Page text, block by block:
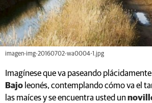
imagen-img-20160702-wa0004-1.jpg
Imagínese que va paseando plácidamente
Bajo leonés, contemplando cómo va el
las maíces y se encuentra usted un